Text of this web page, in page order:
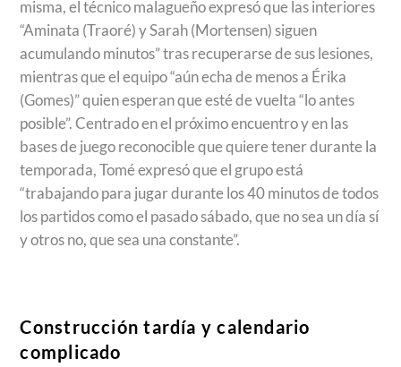
misma, el técnico malagueño expresó que las interiores
“Aminata (Traoré) y Sarah (Mortensen) siguen
acumulando minutos” tras recuperarse de sus lesiones,
mientras que el equipo “aún echa de menos a Érika
(Gomes)” quien esperan que esté de vuelta “lo antes
posible”. Centrado en el próximo encuentro y en las
bases de juego reconocible que quiere tener durante la
temporada, Tomé expresó que el grupo está
“trabajando para jugar durante los 40 minutos de todos
los partidos como el pasado sábado, que no sea un día sí
y otros no, que sea una constante”.
Construcción tardía y calendario
complicado